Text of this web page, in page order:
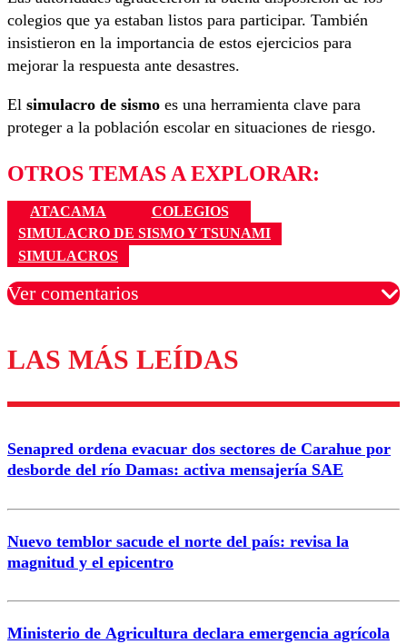
colegios que ya estaban listos para participar. También
insistieron en la importancia de estos ejercicios para
mejorar la respuesta ante desastres.
El simulacro de sismo es una herramienta clave para
proteger a la población escolar en situaciones de riesgo.
OTROS TEMAS A EXPLORAR:
ATACAMA
COLEGIOS
SIMULACRO DE SISMO Y TSUNAMI
SIMULACROS
Ver comentarios
Los comentarios son moderados para garantizar un
diálogo respetuoso.
Correo
LAS MÁS LEÍDAS
Senapred ordena evacuar dos sectores de Carahue por
desborde del río Damas: activa mensajería SAE
Nuevo temblor sacude el norte del país: revisa la
magnitud y el epicentro
Ministerio de Agricultura declara emergencia agrícola